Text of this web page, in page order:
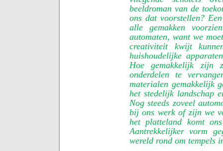
beeldroman van de
ons dat voorstellen?
alle gemakken
automaten, want we
creativiteit kwijt
huishoudelijke
Hoe gemakkelijk zijn
onderdelen te
materialen gemakkelijk
het stedelijk landschap
Nog steeds zoveel
bij ons werk of zijn we
het platteland komt
Aantrekkelijker vorm
wereld rond om tempels